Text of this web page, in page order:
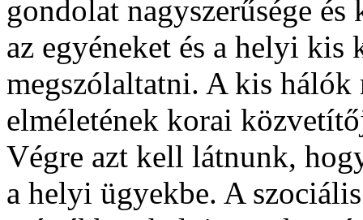
gondolat nagyszerűsége és
az egyéneket és a helyi kis
megszólaltatni. A kis hálók
elméletének korai
Végre azt kell látnunk,
a helyi ügyekbe. A